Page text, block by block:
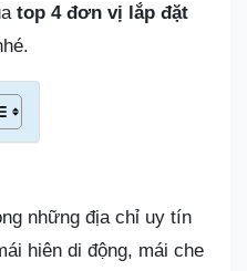
top 4 đơn vị lắp đặt
những địa chỉ uy tín
hiên di động, mái che